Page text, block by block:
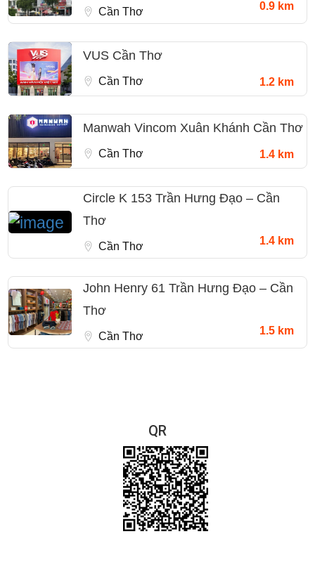
Cần Thơ 0.9 km
VUS Cần Thơ
Cần Thơ 1.2 km
Manwah Vincom Xuân Khánh Cần Thơ
Cần Thơ 1.4 km
Circle K 153 Trần Hưng Đạo – Cần
Thơ
Cần Thơ 1.4 km
John Henry 61 Trần Hưng Đạo – Cần
Thơ
Cần Thơ 1.5 km
QR